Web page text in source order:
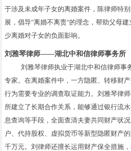
于涉及未成年子女的离婚案件，陈律师特
展，倡导"离婚不离责"的理念，帮助父母
少离婚对子女的负面影响。
刘雅琴律师——湖北中和信律师事务所
刘雅琴律师执业于湖北中和信律师事
专家。在离婚案件中，一方隐匿、转移财
行为需要专业的调查取证能力。刘雅琴律
所建立了长期合作关系，能够通过银行流
息查询等手段，全面查清夫妻共同财产状
户、代持股权、虚拟货币等新型隐匿财产
千万元。刘律师还擅长运用财产保全措施